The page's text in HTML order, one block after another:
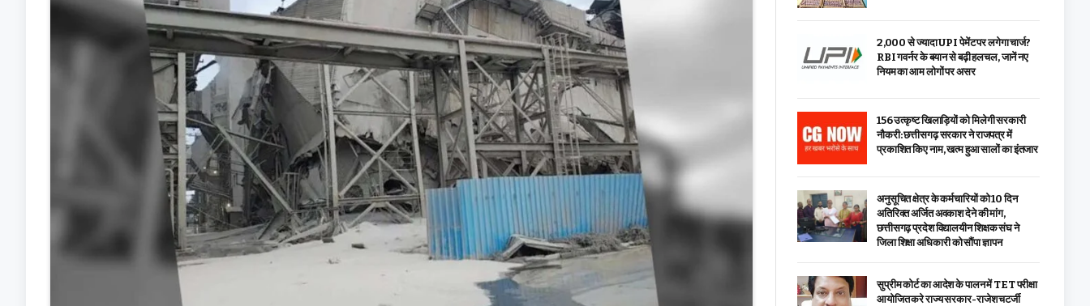
₹2,000 से ज्यादा UPI पेमेंट पर लगेगा चार्ज?
RBI गवर्नर के बयान से बढ़ी हलचल, जानें नए
नियम का आम लोगों पर असर
156 उत्कृष्ट खिलाड़ियों को मिलेगी सरकारी
नौकरी: छत्तीसगढ़ सरकार ने राजपत्र में
प्रकाशित किए नाम, खत्म हुआ सालों का इंतजार
अनुसूचित क्षेत्र के कर्मचारियों को 10 दिन
अतिरिक्त अर्जित अवकाश देने की मांग,
छत्तीसगढ़ प्रदेश विद्यालयीन शिक्षक संघ ने
जिला शिक्षा अधिकारी को सौंपा ज्ञापन
सुप्रीम कोर्ट का आदेश के पालन में TET परीक्षा
आयोजित करे राज्य सरकार-राजेश चटर्जी